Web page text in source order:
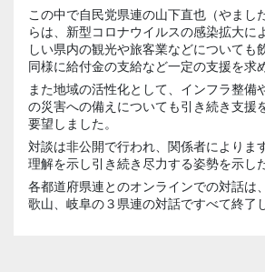
この中で自民党県連の山下直也（やまし
らは、新型コロナウイルスの感染拡大に
しい県内の観光や旅客業などについても
同様に給付金の支給など一定の支援を求
また地域の活性化として、インフラ整備
の災害への備えについても引き続き支援
要望しました。
対談は非公開で行われ、関係者によりま
理解を示し引き続き尽力する姿勢を示し
各都道府県連とのオンラインでの対話は
歌山、岐阜の３県連の対話ですべて終了